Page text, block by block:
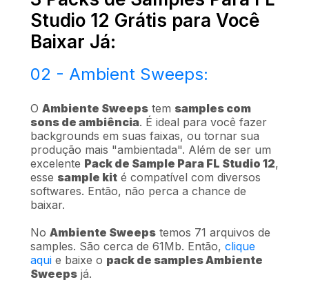
Studio 12 Grátis para Você
Baixar Já:
02 - Ambient Sweeps:
O Ambiente Sweeps tem samples com
sons de ambiência. É ideal para você fazer
backgrounds em suas faixas, ou tornar sua
produção mais "ambientada". Além de ser um
excelente Pack de Sample Para FL Studio 12,
esse sample kit é compatível com diversos
softwares. Então, não perca a chance de
baixar.
No Ambiente Sweeps temos 71 arquivos de
samples. São cerca de 61Mb. Então, clique
aqui e baixe o pack de samples Ambiente
Sweeps já.